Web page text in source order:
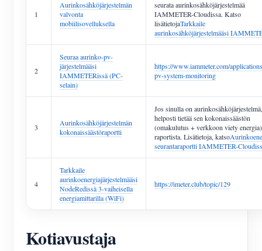
1
Aurinkosähköjärjestelmän
valvonta
mobiilisovelluksella
seurata aurinkosähköjärjestelmää
IAMMETER-Cloudissa. Katso
lisätietojaTarkkaile
aurinkosähköjärjestelmääsi
2
Seuraa aurinko-pv-
järjestelmääsi
IAMMETERissä (PC-
selain)
https://www.iammeter.com/
pv-system-monitoring
3
Aurinkosähköjärjestelmän
kokonaissäästöraportti
Jos sinulla on
helposti tietää sen kokonaissäästön
(omakulutus + verkkoon viety
raportista. Lisätietoja, katso
seurantaraportti IAMMETER-
4
Tarkkaile
aurinkoenergiajärjestelmääsi
NodeRedissä 3-vaiheisella
energiamittarilla (WiFi)
https://imeter.club/topic/129
Kotiavustaja